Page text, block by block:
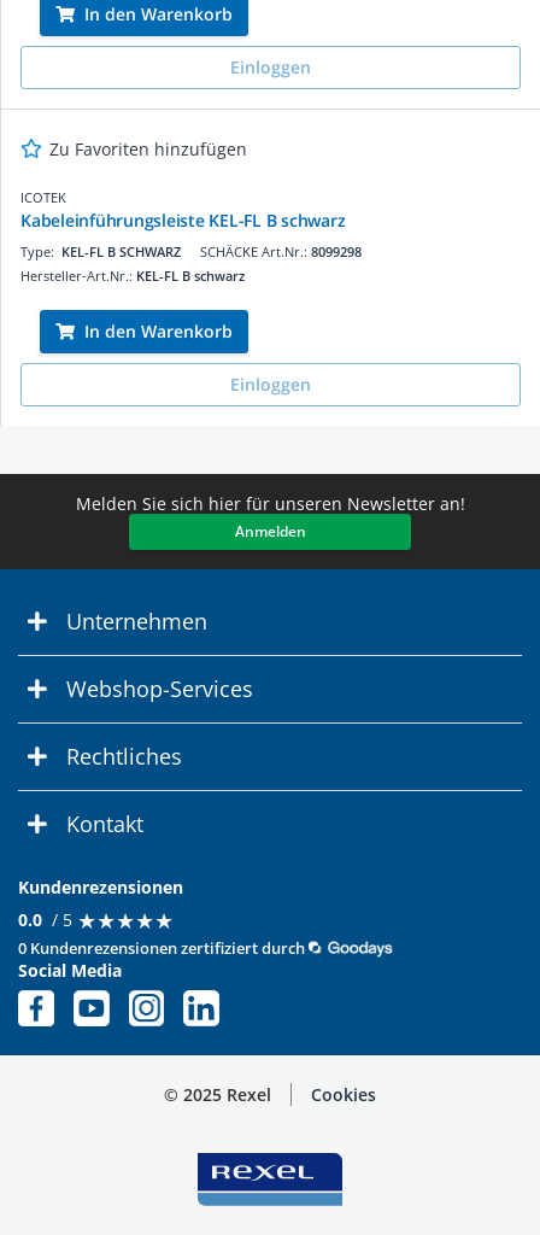
In den Warenkorb
Einloggen
Zu Favoriten hinzufügen
ICOTEK
Kabeleinführungsleiste KEL-FL B schwarz
SCHÄCKE Art.Nr.: 8099298
Type: KEL-FL B SCHWARZ
Hersteller-Art.Nr.: KEL-FL B schwarz
In den Warenkorb
Einloggen
Melden Sie sich hier für unseren Newsletter an!
Anmelden
Unternehmen
Webshop-Services
Rechtliches
Kontakt
Kundenrezensionen
0.0 / 5 ★★★★★
★★★★★
0 Kundenrezensionen zertifiziert durch
Social Media
© 2025 Rexel Cookies